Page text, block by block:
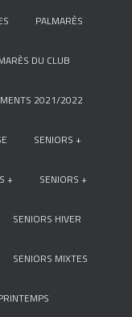
PALMARÈS
DU CLUB
2021/2022
SENIORS +
+ SENIORS +
SENIORS HIVER
SENIORS MIXTES